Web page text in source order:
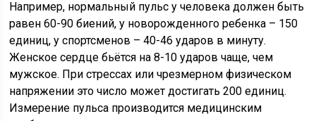
Например, нормальный пульс у человека должен быть
равен 60-90 биений, у новорожденного ребенка – 150
единиц, у спортсменов – 40-46 ударов в минуту.
Женское сердце бьётся на 8-10 ударов чаще, чем
мужское. При стрессах или чрезмерном физическом
напряжении это число может достигать 200 единиц.
Измерение пульса производится медицинским